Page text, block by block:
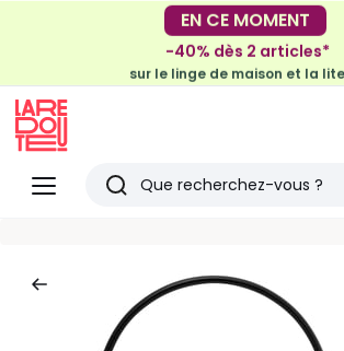
-30€ tous les 100€*
sur le meuble & la déco
EN CE MOMENT
-40% dès 2 articles*
sur le linge de maison et la
Menu
Redoute
Rechercher